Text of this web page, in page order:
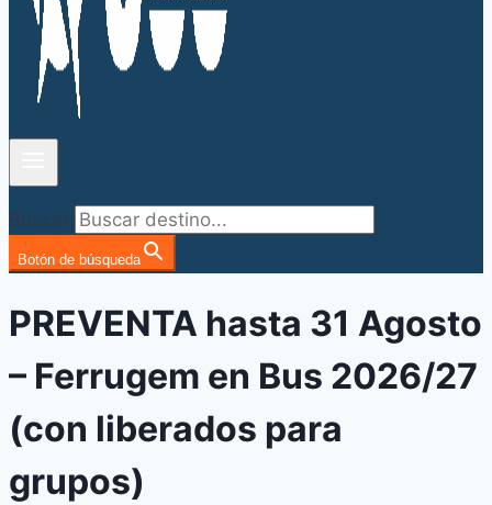
Buscar:
Botón de búsqueda
PREVENTA hasta 31 Agosto
– Ferrugem en Bus 2026/27
(con liberados para
grupos)